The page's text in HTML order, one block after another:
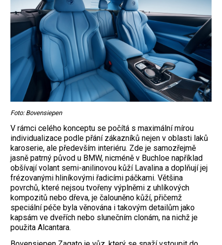
Foto: Bovensiepen
V rámci celého konceptu se počítá s maximální mírou
individualizace podle přání zákazníků nejen v oblasti laků
karoserie, ale především interiéru. Zde je samozřejmě
jasně patrný původ u BMW, nicméně v Buchloe například
obšívají volant semi-anilinovou kůží Lavalina a doplňují jej
frézovanými hliníkovými řadicími páčkami. Většina
povrchů, které nejsou tvořeny výplněmi z uhlíkových
kompozitů nebo dřeva, je čalouněno kůží, přičemž
speciální péče byla věnována i takovým detailům jako
kapsám ve dveřích nebo slunečním clonám, na nichž je
použita Alcantara.